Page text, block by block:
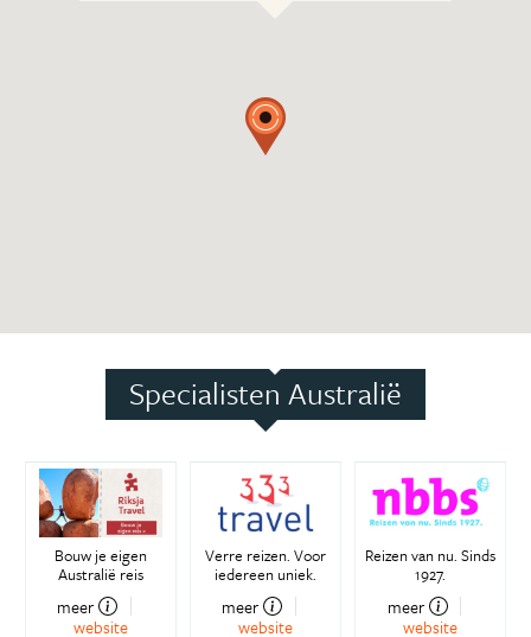
Specialisten Australië
Bouw je eigen
Australië reis
meer
website
Verre reizen. Voor
iedereen uniek.
meer
website
Reizen van nu. Sinds
1927.
meer
website